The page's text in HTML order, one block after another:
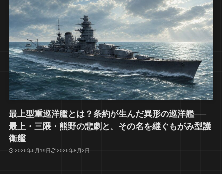
最上型重巡洋艦とは？条約が生んだ異形の巡洋艦──
最上・三隈・熊野の悲劇と、その名を継ぐもがみ型護
衛艦
2026年6月19日 2026年8月2日